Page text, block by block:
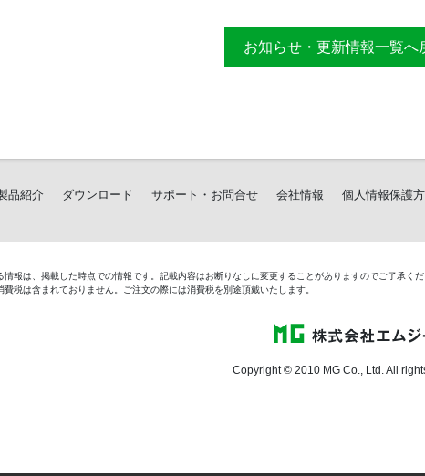
お知らせ・更新情報一覧へ
品紹介 ダウンロード サポート・お問合せ 会社情報 個人情報保護
報は、掲載した時点での情報です。記載内容はお断りなしに変更することがありますのでご了承くだ
税は含まれておりません。ご注文の際には消費税を別途頂戴いたします。
Copyright © 2010 MG Co., Ltd. All